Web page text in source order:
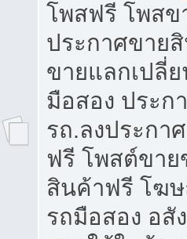
โพสฟรี โพสข
ประกาศขาย
ขายแลกเปลี่
มือสอง ประก
รถ.ลงประกา
ฟรี โพสต์ขา
สินค้าฟรี โฆ
รถมือสอง อสั